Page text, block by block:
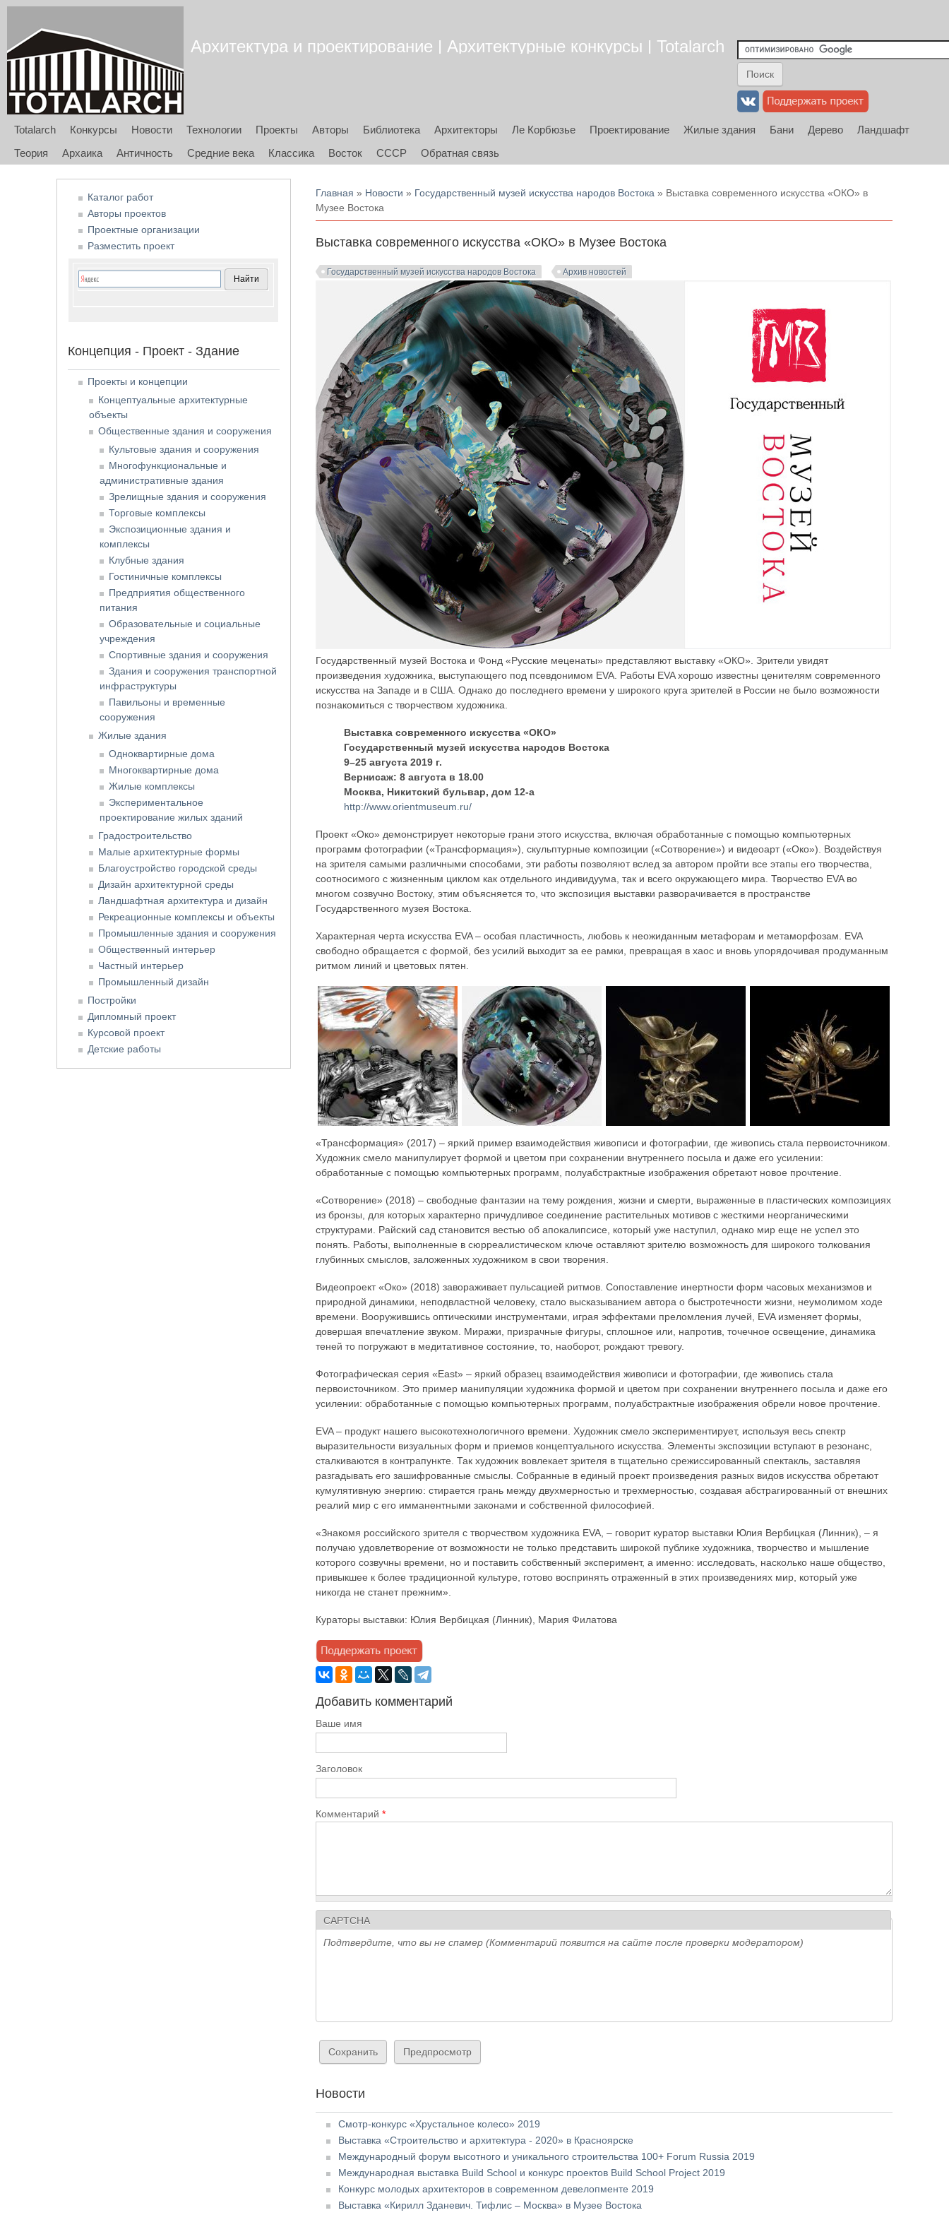
Архитектура и проектирование | Архитектурные конкурсы | Totalarch
Totalarch Конкурсы Новости Технологии Проекты Авторы Библиотека Архитекторы Ле Корбюзье Проектирование Жилые здания Бани Дерево
Ландшафт
Теория
Архаика Античность Средние века Классика Восток СССР Обратная связь
Вы здесь
Главная » Новости » Государственный музей искусства народов Востока » Выставка современного искусства «ОКО» в
Музее Востока
Выставка современного искусства «ОКО» в Музее Востока
Государственный музей искусства народов Востока Архив новостей
Государственный музей Востока и Фонд «Русские меценаты» представляют выставку «ОКО». Зрители увидят
произведения художника, выступающего под псевдонимом EVA. Работы EVA хорошо известны ценителям современного
искусства на Западе и в США. Однако до последнего времени у широкого круга зрителей в России не было возможности
познакомиться с творчеством художника.
Выставка современного искусства «ОКО»
Государственный музей искусства народов Востока
9–25 августа 2019 г.
Вернисаж: 8 августа в 18.00
Москва, Никитский бульвар, дом 12-а
http://www.orientmuseum.ru/
Проект «Око» демонстрирует некоторые грани этого искусства, включая обработанные с помощью компьютерных
программ фотографии («Трансформация»), скульптурные композиции («Сотворение») и видеоарт («Око»). Воздействуя
на зрителя самыми различными способами, эти работы позволяют вслед за автором пройти все этапы его творчества,
соотносимого с жизненным циклом как отдельного индивидуума, так и всего окружающего мира. Творчество EVA во
многом созвучно Востоку, этим объясняется то, что экспозиция выставки разворачивается в пространстве
Государственного музея Востока.
Характерная черта искусства EVA – особая пластичность, любовь к неожиданным метафорам и метаморфозам. EVA
свободно обращается с формой, без усилий выходит за ее рамки, превращая в хаос и вновь упорядочивая продуманным
ритмом линий и цветовых пятен.
«Трансформация» (2017) – яркий пример взаимодействия живописи и фотографии, где живопись стала первоисточником.
Художник смело манипулирует формой и цветом при сохранении внутреннего посыла и даже его усилении:
обработанные с помощью компьютерных программ, полуабстрактные изображения обретают новое прочтение.
«Сотворение» (2018) – свободные фантазии на тему рождения, жизни и смерти, выраженные в пластических композициях
из бронзы, для которых характерно причудливое соединение растительных мотивов с жесткими неорганическими
структурами. Райский сад становится вестью об апокалипсисе, который уже наступил, однако мир еще не успел это
понять. Работы, выполненные в сюрреалистическом ключе оставляют зрителю возможность для широкого толкования
глубинных смыслов, заложенных художником в свои творения.
Видеопроект «Око» (2018) завораживает пульсацией ритмов. Сопоставление инертности форм часовых механизмов и
природной динамики, неподвластной человеку, стало высказыванием автора о быстротечности жизни, неумолимом ходе
времени. Вооружившись оптическими инструментами, играя эффектами преломления лучей, EVA изменяет формы,
довершая впечатление звуком. Миражи, призрачные фигуры, сплошное или, напротив, точечное освещение, динамика
теней то погружают в медитативное состояние, то, наоборот, рождают тревогу.
Фотографическая серия «East» – яркий образец взаимодействия живописи и фотографии, где живопись стала
первоисточником. Это пример манипуляции художника формой и цветом при сохранении внутреннего посыла и даже его
усилении: обработанные с помощью компьютерных программ, полуабстрактные изображения обрели новое прочтение.
EVA – продукт нашего высокотехнологичного времени. Художник смело экспериментирует, используя весь спектр
выразительности визуальных форм и приемов концептуального искусства. Элементы экспозиции вступают в резонанс,
сталкиваются в контрапункте. Так художник вовлекает зрителя в тщательно срежиссированный спектакль, заставляя
разгадывать его зашифрованные смыслы. Собранные в единый проект произведения разных видов искусства обретают
кумулятивную энергию: стирается грань между двухмерностью и трехмерностью, создавая абстрагированный от внешних
реалий мир с его имманентными законами и собственной философией.
«Знакомя российского зрителя с творчеством художника EVA, – говорит куратор выставки Юлия Вербицкая (Линник), – я
получаю удовлетворение от возможности не только представить широкой публике художника, творчество и мышление
которого созвучны времени, но и поставить собственный эксперимент, а именно: исследовать, насколько наше общество,
привыкшее к более традиционной культуре, готово воспринять отраженный в этих произведениях мир, который уже
никогда не станет прежним».
Кураторы выставки: Юлия Вербицкая (Линник), Мария Филатова
Добавить комментарий
Ваше имя
Заголовок
Комментарий*
CAPTCHA
Подтвердите, что вы не спамер (Комментарий появится на сайте после проверки модератором)
Новости
Смотр-конкурс «Хрустальное колесо» 2019
Выставка «Строительство и архитектура - 2020» в Красноярске
Международный форум высотного и уникального строительства 100+ Forum Russia 2019
Международная выставка Build School и конкурс проектов Build School Project 2019
Конкурс молодых архитекторов в современном девелопменте 2019
Выставка «Кирилл Зданевич. Тифлис – Москва» в Музее Востока
Каталог работ
Авторы проектов
Проектные организации
Разместить проект
Концепция - Проект - Здание
Проекты и концепции
Концептуальные архитектурные
объекты
Общественные здания и сооружения
Культовые здания и сооружения
Многофункциональные и
административные здания
Зрелищные здания и сооружения
Торговые комплексы
Экспозиционные здания и
комплексы
Клубные здания
Гостиничные комплексы
Предприятия общественного
питания
Образовательные и социальные
учреждения
Спортивные здания и сооружения
Здания и сооружения транспортной
инфраструктуры
Павильоны и временные
сооружения
Жилые здания
Одноквартирные дома
Многоквартирные дома
Жилые комплексы
Экспериментальное
проектирование жилых зданий
Градостроительство
Малые архитектурные формы
Благоустройство городской среды
Дизайн архитектурной среды
Ландшафтная архитектура и дизайн
Рекреационные комплексы и объекты
Промышленные здания и сооружения
Общественный интерьер
Частный интерьер
Промышленный дизайн
Постройки
Дипломный проект
Курсовой проект
Детские работы